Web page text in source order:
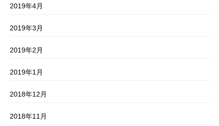
2019年4月
2019年3月
2019年2月
2019年1月
2018年12月
2018年11月